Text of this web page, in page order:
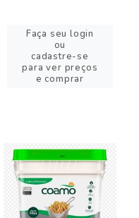
Faça seu login
ou
cadastre-se
para ver preços
e comprar